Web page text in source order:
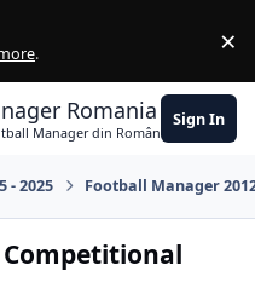
. ×
Romania
Manager din România
Sign In
- 2025 Football Manager
Competitional